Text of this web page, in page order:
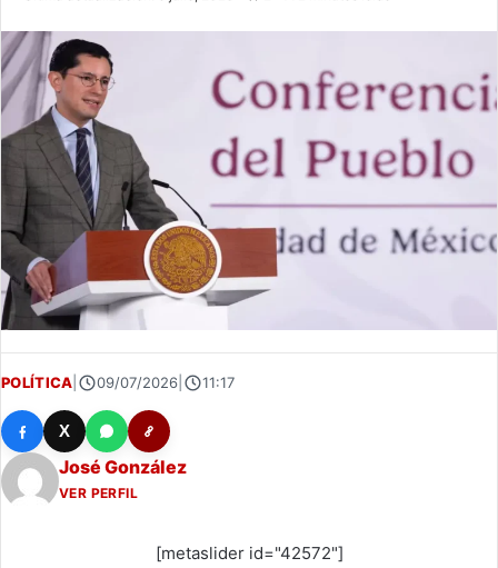
POLÍTICA 09/07/2026 11:17
X
José González
VER PERFIL
[metaslider id="42572"]